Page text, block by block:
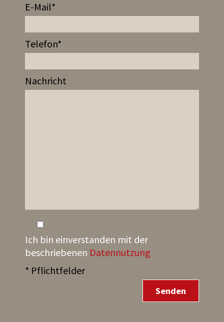
E-Mail*
Telefon*
Nachricht
Ich bin einverstanden mit der
beschriebenen Datennutzung
* Pflichtfelder